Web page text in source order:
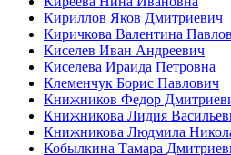
Кириллов Яков Дмитриевич
Киричкова Валентина
Киселев Иван Андреевич
Киселева Ираида Петровна
Клеменчук Борис Павлович
Книжников Федор
Книжникова Лидия
Книжникова Людмила
Кобылкина Тамара